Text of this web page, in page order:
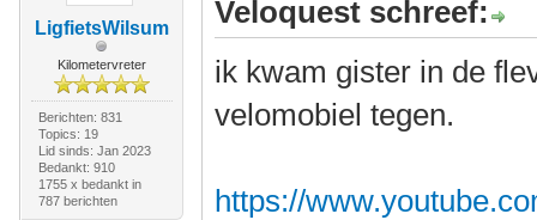
LigfietsWilsum
Kilometervreter
Berichten: 831
Topics: 19
Lid sinds: Jan 2023
Bedankt: 910
1755 x bedankt in
787 berichten
Veloquest schreef:
ik kwam gister in de
velomobiel tegen.
https://